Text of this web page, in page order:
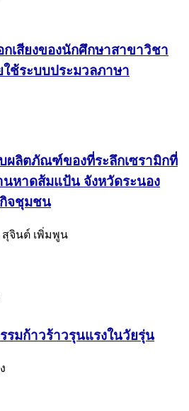
เสียงของนักศึกษาสาขาวิชา
ช้ระบบประมวลภาษา
ผลิตภัณฑ์ของที่ระลึกเซรามิกที่
นหาดส้มแป้น จังหวัดระนอง
จชุมชน
สุจินต์ เพิ่มพูน
รมก้าวร้าวรุนแรงในวัยรุ่น